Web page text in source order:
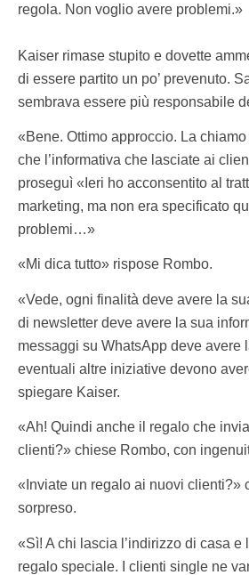
regola. Non voglio avere problemi.»
Kaiser rimase stupito e dovette
di essere partito un po’ prevenuto.
sembrava essere più responsabile
«Bene. Ottimo approccio. La
che l’informativa che lasciate ai
proseguì «Ieri ho acconsentito al
marketing, ma non era specificato
problemi…»
«Mi dica tutto» rispose Rombo.
«Vede, ogni finalità deve avere la
di newsletter deve avere la sua
messaggi su WhatsApp deve avere
eventuali altre iniziative devono
spiegare Kaiser.
«Ah! Quindi anche il regalo che
clienti?» chiese Rombo, con
«Inviate un regalo ai nuovi clienti?»
sorpreso.
«Sì! A chi lascia l’indirizzo di casa e
regalo speciale. I clienti single ne